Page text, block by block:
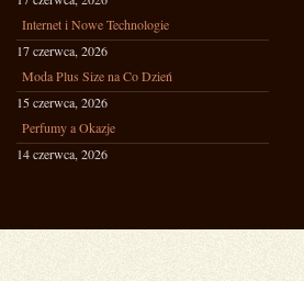
Internet i Nowe Technologie
17 czerwca, 2026
Moda Plus Size na Co Dzień
15 czerwca, 2026
Perfumy a Okazje
14 czerwca, 2026